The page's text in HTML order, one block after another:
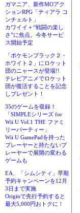
ガマニア、新作MOアク
ションRPG「ティアラ コ
ンチェルト」
カワイイ＋“戦闘の楽し
さ”に焦点。今冬サービ
ス開始予定
「ポケモンブラック２・
ホワイト２」にロケット
団のニャースが登場!!
テレビアニメでロケット
団が復活することを記念
しプレゼント！
35のゲームを収録！
「SIMPLEシリーズ for
Wii U Vol.1 THE ファミ
リーパーティー」
Wii U GamePadを持った
プレーヤーと持たないプ
レーヤーで展開の変わる
ゲームも
EA、「シムシティ」早期
予約キャンペーンを12月
3日まで実施
Originで先行予約すると
最大5,000円おトクに！